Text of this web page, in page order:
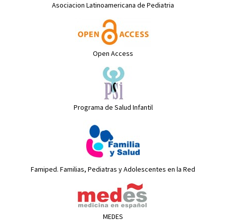
Asociacion Latinoamericana de Pediatria
Open Access
Programa de Salud Infantil
Famiped. Familias, Pediatras y Adolescentes en la Red
MEDES